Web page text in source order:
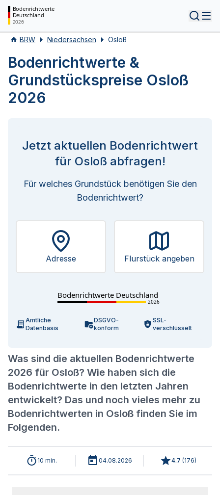
Bodenrichtwerte
Deutschland
2026
BRW Niedersachsen Osloß
Bodenrichtwerte &
Grundstückspreise Osloß
2026
Was sind die aktuellen Bodenrichtwerte
2026 für Osloß? Wie haben sich die
Bodenrichtwerte in den letzten Jahren
entwickelt? Das und noch vieles mehr zu
Bodenrichtwerten in Osloß finden Sie im
Folgenden.
Jetzt aktuellen Bodenrichtwert
für Osloß abfragen!
Für welches Grundstück benötigen Sie den
Bodenrichtwert?
Adresse Flurstück angeben
Bodenrichtwerte Deutschland
2026
Amtliche
Datenbasis
DSGVO-
konform
SSL-
verschlüsselt
10 min. 04.08.2026 4.7 (176)